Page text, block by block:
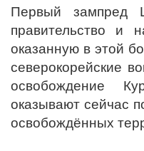
Первый зампред
правительство
оказанную в этой
северокорейские
освобождение
оказывают сейчас
освобождённых